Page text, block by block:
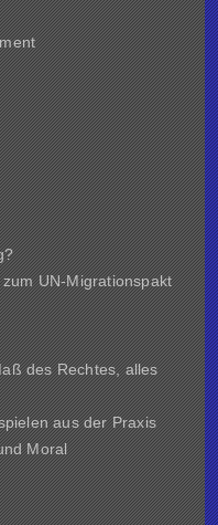
UN-Migrationspakt
des Rechtes, alles
aus der Praxis
Moral